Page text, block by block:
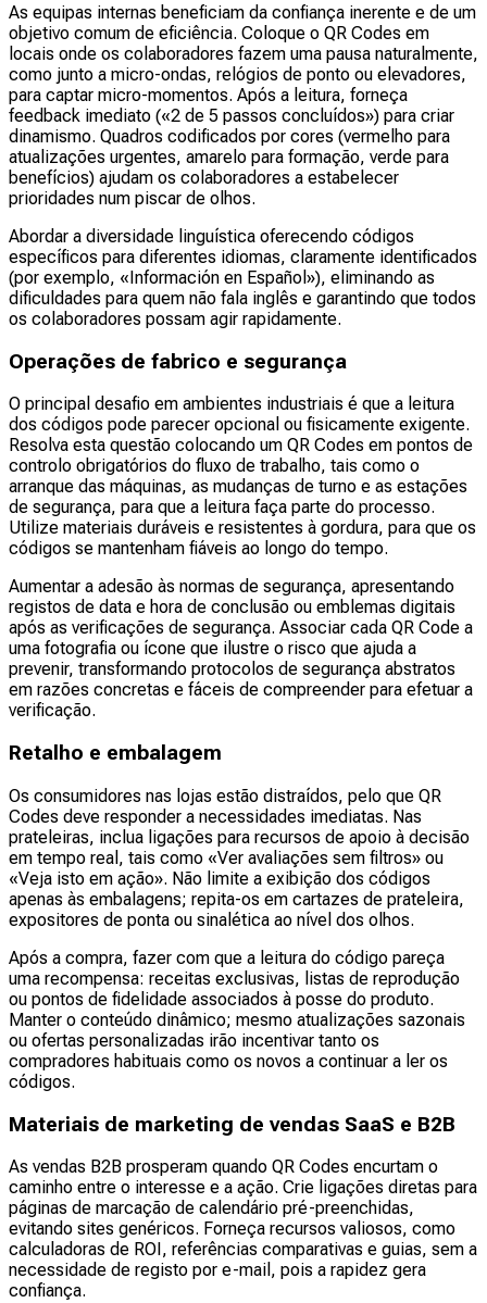
As equipas internas beneficiam da confiança inerente e de um
objetivo comum de eficiência. Coloque o QR Codes em
locais onde os colaboradores fazem uma pausa naturalmente,
como junto a micro-ondas, relógios de ponto ou elevadores,
para captar micro-momentos. Após a leitura, forneça
feedback imediato («2 de 5 passos concluídos») para criar
dinamismo. Quadros codificados por cores (vermelho para
atualizações urgentes, amarelo para formação, verde para
benefícios) ajudam os colaboradores a estabelecer
prioridades num piscar de olhos.
Abordar a diversidade linguística oferecendo códigos
específicos para diferentes idiomas, claramente identificados
(por exemplo, «Información en Español»), eliminando as
dificuldades para quem não fala inglês e garantindo que todos
os colaboradores possam agir rapidamente.
Operações de fabrico e segurança
O principal desafio em ambientes industriais é que a leitura
dos códigos pode parecer opcional ou fisicamente exigente.
Resolva esta questão colocando um QR Codes em pontos de
controlo obrigatórios do fluxo de trabalho, tais como o
arranque das máquinas, as mudanças de turno e as estações
de segurança, para que a leitura faça parte do processo.
Utilize materiais duráveis e resistentes à gordura, para que os
códigos se mantenham fiáveis ao longo do tempo.
Aumentar a adesão às normas de segurança, apresentando
registos de data e hora de conclusão ou emblemas digitais
após as verificações de segurança. Associar cada QR Code a
uma fotografia ou ícone que ilustre o risco que ajuda a
prevenir, transformando protocolos de segurança abstratos
em razões concretas e fáceis de compreender para efetuar a
verificação.
Retalho e embalagem
Os consumidores nas lojas estão distraídos, pelo que QR
Codes deve responder a necessidades imediatas. Nas
prateleiras, inclua ligações para recursos de apoio à decisão
em tempo real, tais como «Ver avaliações sem filtros» ou
«Veja isto em ação». Não limite a exibição dos códigos
apenas às embalagens; repita-os em cartazes de prateleira,
expositores de ponta ou sinalética ao nível dos olhos.
Após a compra, fazer com que a leitura do código pareça
uma recompensa: receitas exclusivas, listas de reprodução
ou pontos de fidelidade associados à posse do produto.
Manter o conteúdo dinâmico; mesmo atualizações sazonais
ou ofertas personalizadas irão incentivar tanto os
compradores habituais como os novos a continuar a ler os
códigos.
Materiais de marketing de vendas SaaS e B2B
As vendas B2B prosperam quando QR Codes encurtam o
caminho entre o interesse e a ação. Crie ligações diretas para
páginas de marcação de calendário pré-preenchidas,
evitando sites genéricos. Forneça recursos valiosos, como
calculadoras de ROI, referências comparativas e guias, sem a
necessidade de registo por e-mail, pois a rapidez gera
confiança.